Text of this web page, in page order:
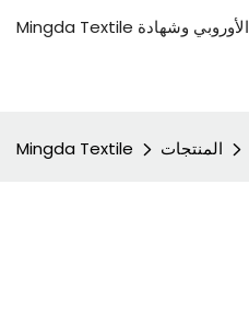
Mingda Textile المنتجات